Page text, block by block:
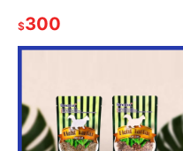
飼料｜熟齡貓｜翔帥寵物生活
$300